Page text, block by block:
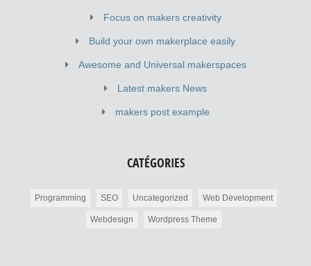
Focus on makers creativity
Build your own makerplace easily
Awesome and Universal makerspaces
Latest makers News
makers post example
CATÉGORIES
Programming SEO Uncategorized Web Development
Webdesign Wordpress Theme